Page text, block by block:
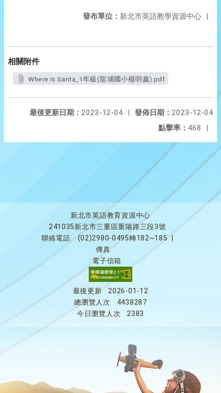
發布單位： 新北市英語教學資源中心 |
相關附件
Where is Santa_1年級(龍埔國小楊明鑫).pdf
發佈日期： 2023-12-04
最後更新日期： 2023-12-04
|
點擊率： 468 |
新北市英語教育資源中心
241035新北市三重區重陽路三段3號
聯絡電話
(02)2980-0495轉182~185
傳真
電子信箱
最後更新
2026-01-12
總瀏覽人次
4438287
今日瀏覽人次
2383